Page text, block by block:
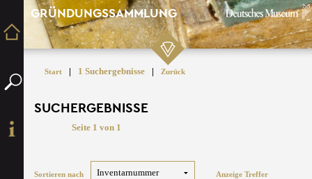
GRÜNDUNGSSAMMLUNG
Start | 1 Suchergebnisse | Zurück
SUCHERGEBNISSE
Seite 1 von 1
Sortieren nach Anzeige Treffer